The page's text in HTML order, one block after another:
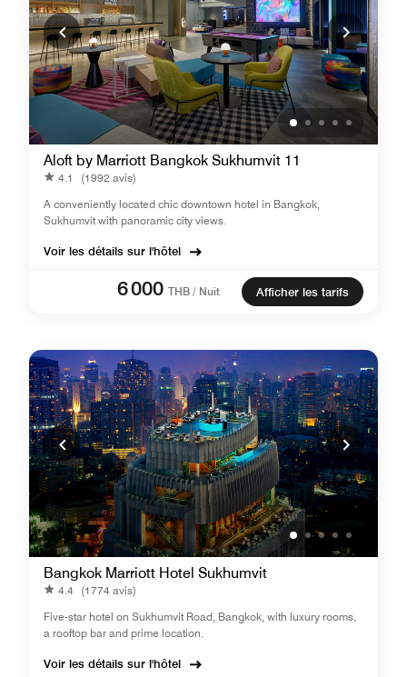
Aloft by Marriott Bangkok Sukhumvit 11
4.1
(1992 avis)
A conveniently located chic downtown hotel in Bangkok,
Sukhumvit with panoramic city views.
Voir les détails sur l'hôtel
6 000 THB / Nuit Afficher les tarifs
Bangkok Marriott Hotel Sukhumvit
4.4 (1774 avis)
Five-star hotel on Sukhumvit Road, Bangkok, with luxury rooms,
a rooftop bar and prime location.
Voir les détails sur l'hôtel